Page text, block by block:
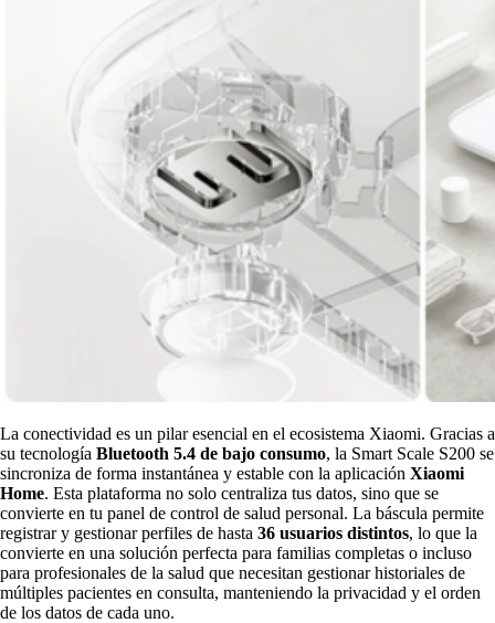
La conectividad es un pilar esencial en el ecosistema Xiaomi. Gracias a
su tecnología Bluetooth 5.4 de bajo consumo, la Smart Scale S200 se
sincroniza de forma instantánea y estable con la aplicación Xiaomi
Home. Esta plataforma no solo centraliza tus datos, sino que se
convierte en tu panel de control de salud personal. La báscula permite
registrar y gestionar perfiles de hasta 36 usuarios distintos, lo que la
convierte en una solución perfecta para familias completas o incluso
para profesionales de la salud que necesitan gestionar historiales de
múltiples pacientes en consulta, manteniendo la privacidad y el orden
de los datos de cada uno.